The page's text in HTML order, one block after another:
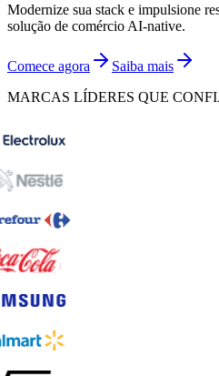
Modernize sua stack e impulsione
solução de comércio AI-native.
Comece agora
Saiba mais
MARCAS LÍDERES QUE